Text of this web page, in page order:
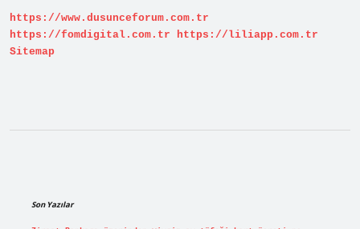
https://www.dusunceforum.com.tr
https://fomdigital.com.tr
https://liliapp.com.tr
Sitemap
Son Yazılar